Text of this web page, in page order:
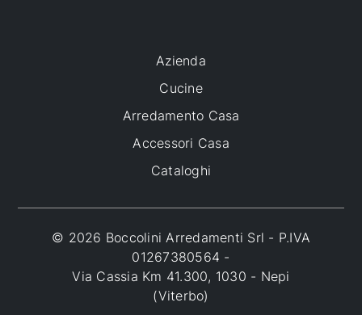
Azienda
Cucine
Arredamento Casa
Accessori Casa
Cataloghi
© 2026 Boccolini Arredamenti Srl - P.IVA
01267380564 -
Via Cassia Km 41.300, 1030 - Nepi
(Viterbo)